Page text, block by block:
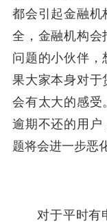
都会引起金融机
全，金融机构会
问题的小伙伴，
果大家本身对于
会有太大的感受
逾期不还的用户
题将会进一步恶
对于平时有